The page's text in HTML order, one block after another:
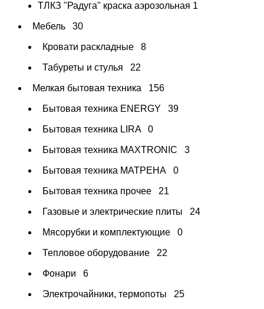
ТЛКЗ "Радуга" краска аэрозольная 1
Мебель 30
Кровати раскладные 8
Табуреты и стулья 22
Мелкая бытовая техника 156
Бытовая техника ENERGY 39
Бытовая техника LIRA 0
Бытовая техника MAXTRONIC 3
Бытовая техника МАТРЕНА 0
Бытовая техника прочее 21
Газовые и электрические плиты 24
Мясорубки и комплектующие 0
Тепловое оборудование 22
Фонари 6
Электрочайники, термопоты 25